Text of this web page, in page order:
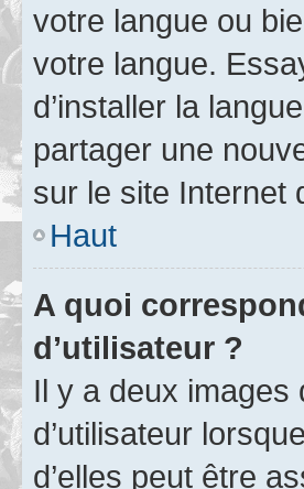
votre langue ou
votre langue.
d’installer la
partager une
sur le site Internet
Haut
A quoi
d’utilisateur ?
Il y a deux
d’utilisateur
d’elles peut être